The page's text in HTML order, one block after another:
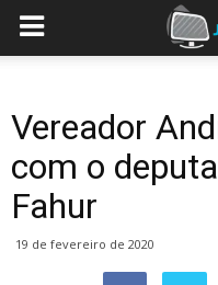
Vereador
com o
Fahur
19 de fevereiro de 2020